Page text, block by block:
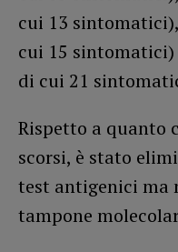
cui 13
cui 15 sintomatici)
di cui 21
Rispetto a quanto
scorsi, è stato
test antigenici ma
tampone